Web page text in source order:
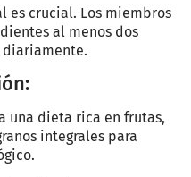
es crucial. Los miembros
al menos dos
una dieta rica en frutas,
integrales para